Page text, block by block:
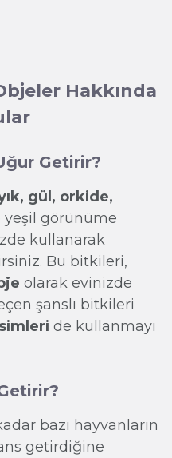
Hakkında
Getirir?
gül, orkide,
görünüme
kullanarak
Bu bitkileri,
olarak evinizde
şanslı bitkileri
de kullanmayı
bazı hayvanların
getirdiğine